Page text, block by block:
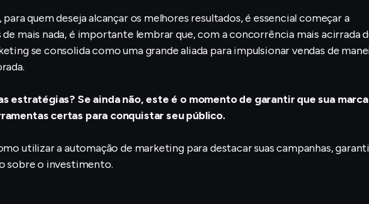
quem deseja alcançar os melhores resultados, é essencial começar a
mais nada, é importante lembrar que, com a concorrência mais acirrada
se consolida como uma grande aliada para impulsionar vendas de
estratégias? Se ainda não, este é o momento de garantir que sua
certas para conquistar seu público.
utilizar a automação de marketing para destacar suas campanhas,
sobre o investimento.